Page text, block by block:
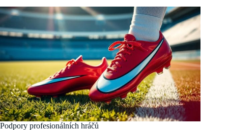
Podpory profesionálních hráčů